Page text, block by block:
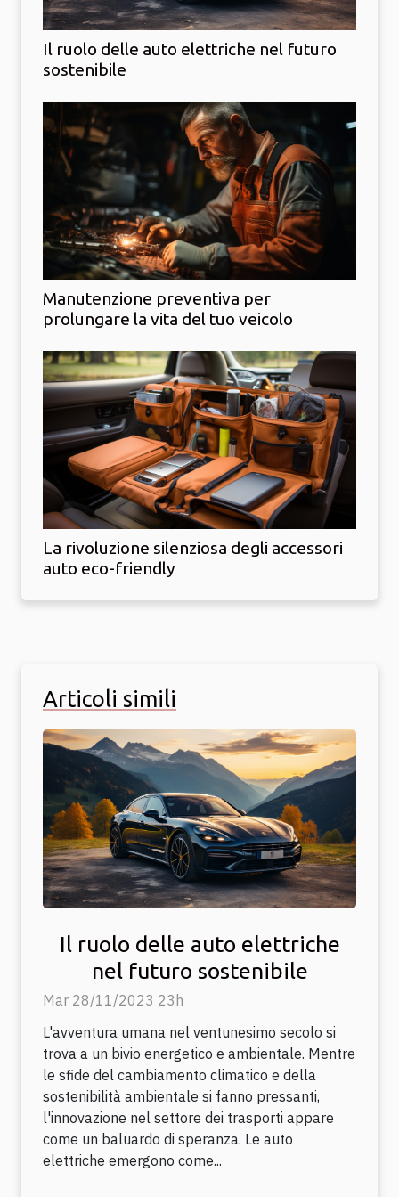
Il ruolo delle auto elettriche nel futuro
sostenibile
Manutenzione preventiva per
prolungare la vita del tuo veicolo
La rivoluzione silenziosa degli accessori
auto eco-friendly
Articoli simili
Il ruolo delle auto elettriche
nel futuro sostenibile
Mar 28/11/2023 23h
L'avventura umana nel ventunesimo secolo si
trova a un bivio energetico e ambientale. Mentre
le sfide del cambiamento climatico e della
sostenibilità ambientale si fanno pressanti,
l'innovazione nel settore dei trasporti appare
come un baluardo di speranza. Le auto
elettriche emergono come...